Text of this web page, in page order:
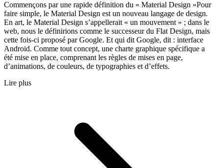
Commençons par une rapide définition du « Material Design »Pour
faire simple, le Material Design est un nouveau langage de design.
En art, le Material Design s’appellerait « un mouvement » ; dans le
web, nous le définirions comme le successeur du Flat Design, mais
cette fois-ci proposé par Google. Et qui dit Google, dit : interface
Android. Comme tout concept, une charte graphique spécifique a
été mise en place, comprenant les règles de mises en page,
d’animations, de couleurs, de typographies et d’effets.
Lire plus